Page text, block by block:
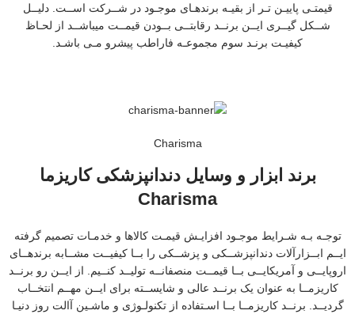
قیمتـی پاییـن تـر از بقیـه برندهـای موجـود در شــرکت اســت. دلیــل
شــکل گیــری ایــن برنــد رقابتــی بــودن قیمــت میباشــد از لحـاظ
کیفیـت برنـد سوم مجموعـه فاراطب پیشرو مـی باشـد.
Charisma
برند ابزار و وسایل دندانپزشکی کاریزما
Charisma
توجـه بـه شـرایط موجـود افزایـش قیمـت کالاها و خدمـات تصمیم گرفته
ایــم ابــزارآلات دندانپزشــکی و پزشــکی را بــا کیفیــت مشــابه برندهــای
اروپایــی و آمریکایــی بــا قیمــت منصفانــه تولیــد کنــیم. از ایــن رو برنــد
کاریزمــا به عنوان یک برنــد عالی و شایســته برای ایــن مهــم انتخــاب
گردیــد. برنــد کاریزمــا بــا اسـتفاده از تکنولـوژی و ماشـین آالت روز دنیـا